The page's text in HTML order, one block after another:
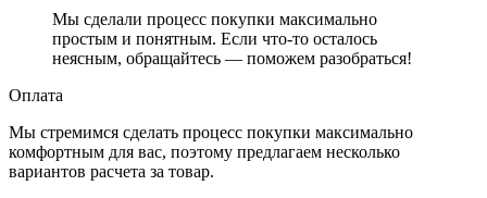
Мы сделали процесс покупки максимально
простым и понятным. Если что-то осталось
неясным, обращайтесь — поможем разобраться!
Оплата
Мы стремимся сделать процесс покупки максимально
комфортным для вас, поэтому предлагаем несколько
вариантов расчета за товар.